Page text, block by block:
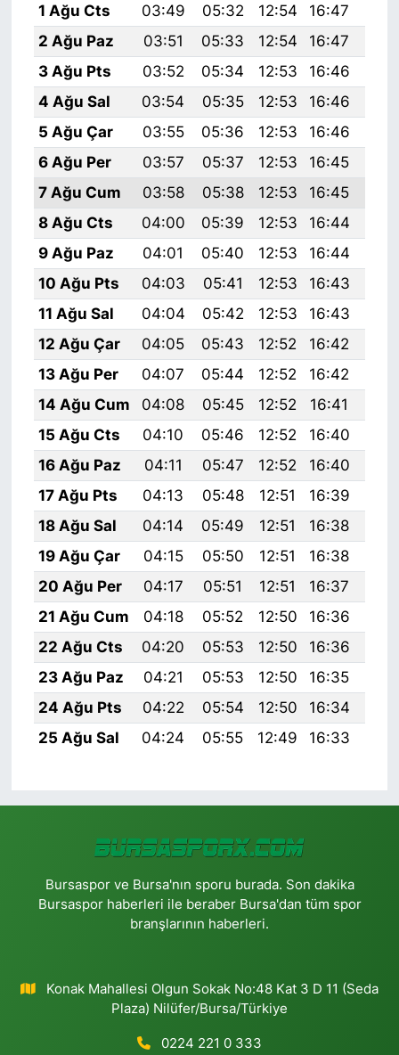
1 Ağu Cts
03:49 05:32 12:54 16:47
2 Ağu Paz
03:51 05:33 12:54 16:47
3 Ağu Pts
03:52 05:34 12:53 16:46
4 Ağu Sal
03:54 05:35 12:53 16:46
5 Ağu Çar
03:55 05:36 12:53 16:46
6 Ağu Per
03:57 05:37 12:53 16:45
7 Ağu Cum
03:58 05:38 12:53 16:45
8 Ağu Cts
04:00 05:39 12:53 16:44
9 Ağu Paz
04:01 05:40 12:53 16:44
10 Ağu Pts
04:03 05:41 12:53 16:43
11 Ağu Sal
04:04 05:42 12:53 16:43
12 Ağu Çar
04:05 05:43 12:52 16:42
13 Ağu Per
04:07 05:44 12:52 16:42
14 Ağu Cum
04:08 05:45 12:52 16:41
15 Ağu Cts
04:10 05:46 12:52 16:40
16 Ağu Paz
04:11 05:47 12:52 16:40
17 Ağu Pts
04:13 05:48 12:51 16:39
18 Ağu Sal
04:14 05:49 12:51 16:38
19 Ağu Çar
04:15 05:50 12:51 16:38
20 Ağu Per
04:17 05:51 12:51 16:37
21 Ağu Cum
04:18 05:52 12:50 16:36
22 Ağu Cts
04:20 05:53 12:50 16:36
23 Ağu Paz
04:21 05:53 12:50 16:35
24 Ağu Pts
04:22 05:54 12:50 16:34
25 Ağu Sal
04:24 05:55 12:49 16:33
Bursaspor ve Bursa'nın sporu burada. Son dakika
Bursaspor haberleri ile beraber Bursa'dan tüm spor
branşlarının haberleri.
Konak Mahallesi Olgun Sokak No:48 Kat 3 D 11 (Seda
Plaza) Nilüfer/Bursa/Türkiye
0224 221 0 333